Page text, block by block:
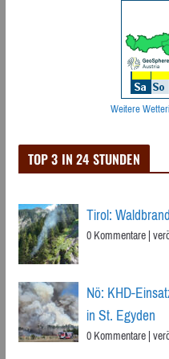
Weitere
TOP 3 IN 24 STUNDEN
Tirol:
0 Kommentare|
Nö: KHD-
in St. Egyden
0 Kommentare|